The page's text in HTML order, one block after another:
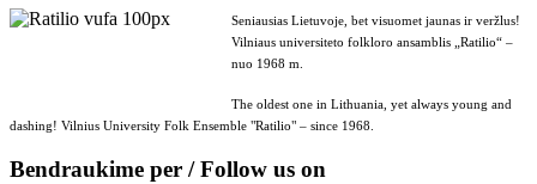
Seniausias Lietuvoje, bet visuomet jaunas ir veržlus!
Vilniaus universiteto folkloro ansamblis „Ratilio“ –
nuo 1968 m.
The oldest one in Lithuania, yet always young and
dashing! Vilnius University Folk Ensemble "Ratilio" – since 1968.
Bendraukime per / Follow us on